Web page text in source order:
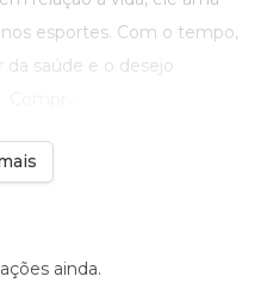
esportes. Com o tempo,
saúde e o desejo
ainda.